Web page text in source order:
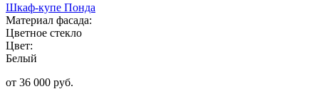
Шкаф-купе Понда
Материал фасада:
Цветное стекло
Цвет:
Белый
от 36 000 руб.